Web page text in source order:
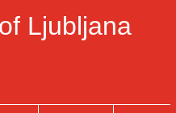
Ljubljana